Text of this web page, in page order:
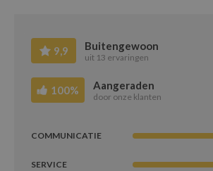
9,9 Buitengewoon
uit 13 ervaringen
100% Aangeraden
door onze klanten
COMMUNICATIE
SERVICE